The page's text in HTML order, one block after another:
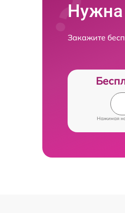
Нужна
Закажите
Нажимая